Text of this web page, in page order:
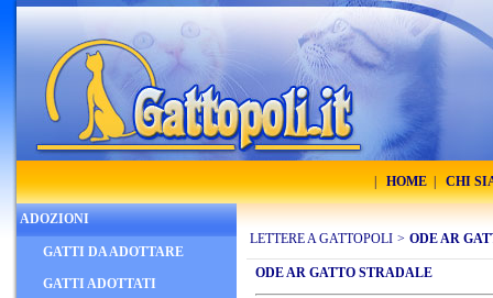
HOME CHI
ADOZIONI
GATTI DA ADOTTARE
GATTI ADOTTATI
LETTERE A GATTOPOLI > ODE AR
ODE AR GATTO STRADALE